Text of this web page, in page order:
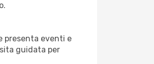
presenta eventi e
guidata per